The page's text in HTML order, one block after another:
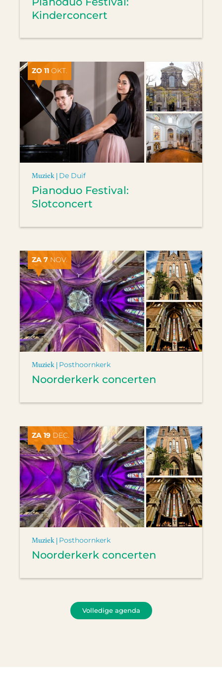
Kinderconcert
ZO 11 OKT.
Muziek | De Duif
Pianoduo Festival:
Slotconcert
ZA 7 NOV.
Muziek | Posthoornkerk
Noorderkerk concerten
ZA 19 DEC.
Muziek | Posthoornkerk
Noorderkerk concerten
Volledige agenda